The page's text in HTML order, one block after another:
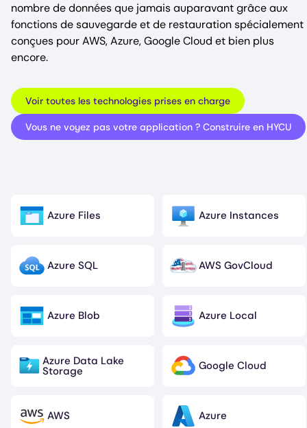
nombre de données que jamais auparavant grâce aux
fonctions de sauvegarde et de restauration spécialement
conçues pour AWS, Azure, Google Cloud et bien plus
encore.
Voir toutes les technologies prises en charge
Vous ne voyez pas votre application ? Construire en HYCU
ImageAzure Files ImageAzure Instances
ImageAzure SQL ImageAWS GovCloud
ImageAzure Blob ImageAzure Local
Image
Azure Data Lake
Storage ImageGoogle Cloud
Image
AWS Image
Azure